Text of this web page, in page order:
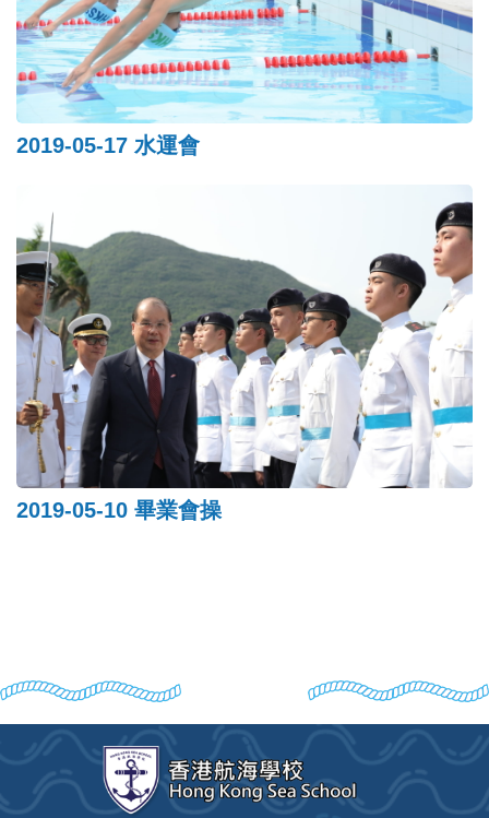
2019-05-17 水運會
2019-05-10 畢業會操